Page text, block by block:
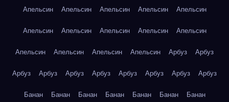
Апельсин Апельсин Апельсин Апельсин Апельсин
Апельсин Апельсин Апельсин Апельсин Апельсин
Апельсин Апельсин Апельсин Апельсин Арбуз Арбуз
Арбуз Арбуз Арбуз Арбуз Арбуз Арбуз Арбуз Арбуз
Банан Банан Банан Банан Банан Банан Банан